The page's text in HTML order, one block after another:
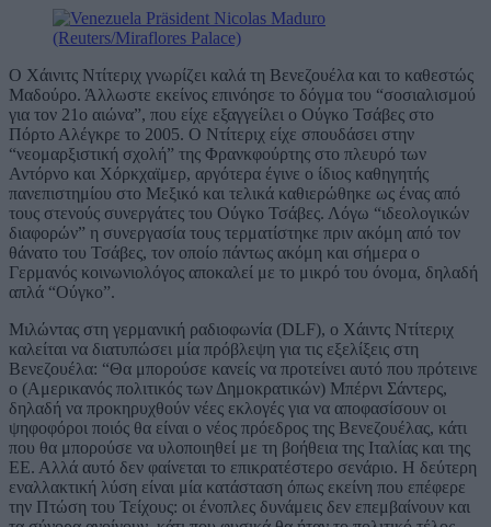
Ο Χάινιτς Ντίτεριχ γνωρίζει καλά τη Βενεζουέλα και το καθεστώς
Μαδούρο. Άλλωστε εκείνος επινόησε το δόγμα του “σοσιαλισμού
για τον 21ο αιώνα”, που είχε εξαγγείλει ο Ούγκο Τσάβες στο
Πόρτο Αλέγκρε το 2005. Ο Ντίτεριχ είχε σπουδάσει στην
“νεομαρξιστική σχολή” της Φρανκφούρτης στο πλευρό των
Αντόρνο και Χόρκχαϊμερ, αργότερα έγινε ο ίδιος καθηγητής
πανεπιστημίου στο Μεξικό και τελικά καθιερώθηκε ως ένας από
τους στενούς συνεργάτες του Ούγκο Τσάβες. Λόγω “ιδεολογικών
διαφορών” η συνεργασία τους τερματίστηκε πριν ακόμη από τον
θάνατο του Τσάβες, τον οποίο πάντως ακόμη και σήμερα ο
Γερμανός κοινωνιολόγος αποκαλεί με το μικρό του όνομα, δηλαδή
απλά “Ούγκο”.
Μιλώντας στη γερμανική ραδιοφωνία (DLF), o Χάιντς Ντίτεριχ
καλείται να διατυπώσει μία πρόβλεψη για τις εξελίξεις στη
Βενεζουέλα: “Θα μπορούσε κανείς να προτείνει αυτό που πρότεινε
ο (Αμερικανός πολιτικός των Δημοκρατικών) Μπέρνι Σάντερς,
δηλαδή να προκηρυχθούν νέες εκλογές για να αποφασίσουν οι
ψηφοφόροι ποιός θα είναι ο νέος πρόεδρος της Βενεζουέλας, κάτι
που θα μπορούσε να υλοποιηθεί με τη βοήθεια της Ιταλίας και της
ΕΕ. Αλλά αυτό δεν φαίνεται το επικρατέστερο σενάριο. Η δεύτερη
εναλλακτική λύση είναι μία κατάσταση όπως εκείνη που επέφερε
την Πτώση του Τείχους: οι ένοπλες δυνάμεις δεν επεμβαίνουν και